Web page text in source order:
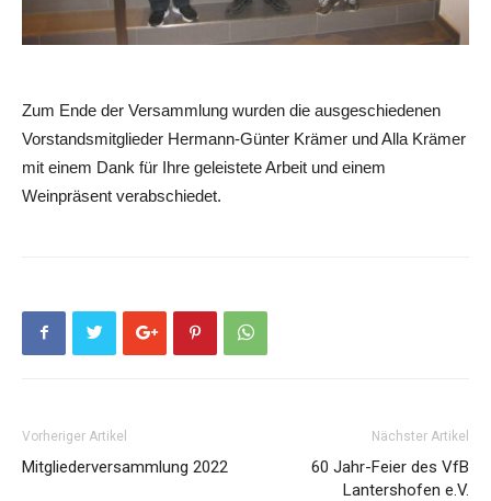
Zum Ende der Versammlung wurden die ausgeschiedenen
Vorstandsmitglieder Hermann-Günter Krämer und Alla Krämer
mit einem Dank für Ihre geleistete Arbeit und einem
Weinpräsent verabschiedet.
Vorheriger Artikel
Mitgliederversammlung 2022
Nächster Artikel
60 Jahr-Feier des VfB
Lantershofen e.V.